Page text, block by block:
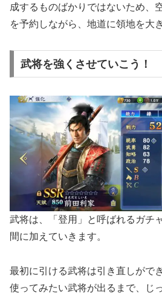
成するものばかりではないため、
を予約しながら、地道に領地を大
武将を強くさせていこう！
武将は、「登用」と呼ばれるガチ
間に加えていきます。
最初に引ける武将は引き直しがで
使ってみたい武将が出るまで、じ